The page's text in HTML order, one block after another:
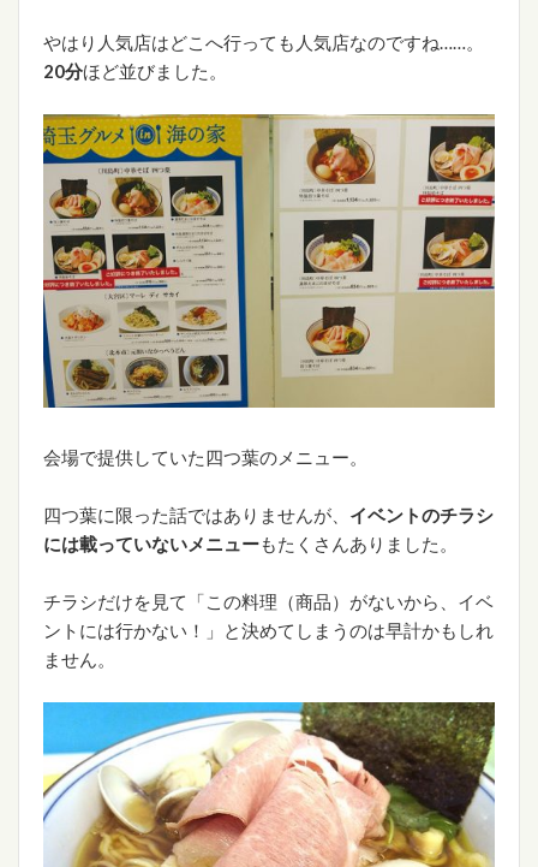
やはり人気店はどこへ行っても人気店なのですね……。
20分ほど並びました。
会場で提供していた四つ葉のメニュー。
四つ葉に限った話ではありませんが、 イベントのチラシ
には載っていないメニューもたくさんありました。
チラシだけを見て「この料理（商品）がないから、イベ
ントには行かない！」と決めてしまうのは早計かもしれ
ません。